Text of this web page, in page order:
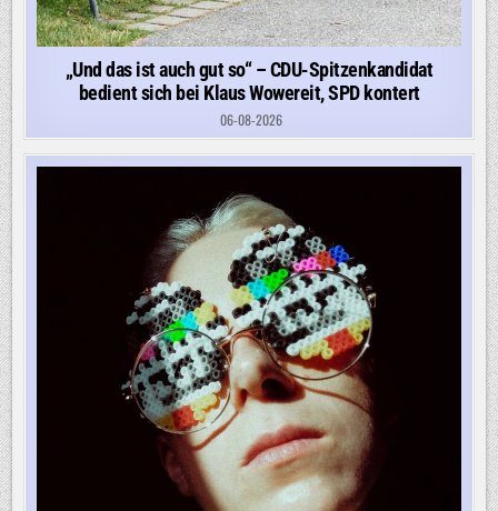
„Und das ist auch gut so“ – CDU-Spitzenkandidat
bedient sich bei Klaus Wowereit, SPD kontert
06-08-2026